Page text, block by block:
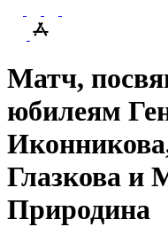
Матч,
юбилеям
Глазкова и
Природина